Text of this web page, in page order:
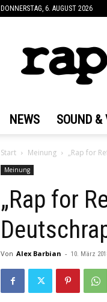
DONNERSTAG, 6. AUGUST 2026
NEWS SOUND &
Start Meinung „Rap for
Meinung
„Rap for
Von Alex Barbian - 10. März